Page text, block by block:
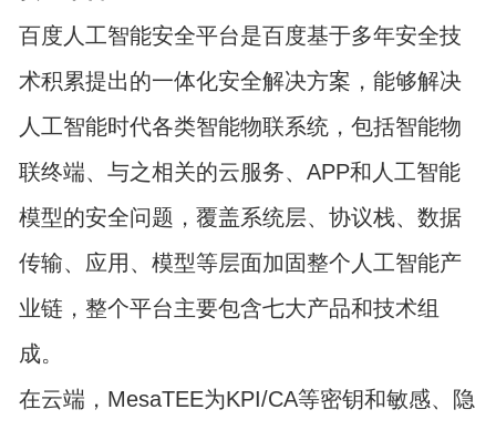
百度人工智能安全平台是百度基于多年安全技
术积累提出的一体化安全解决方案，能够解决
人工智能时代各类智能物联系统，包括智能物
联终端、与之相关的云服务、APP和人工智能
模型的安全问题，覆盖系统层、协议栈、数据
传输、应用、模型等层面加固整个人工智能产
业链，整个平台主要包含七大产品和技术组
成。
在云端，MesaTEE为KPI/CA等密钥和敏感、隐